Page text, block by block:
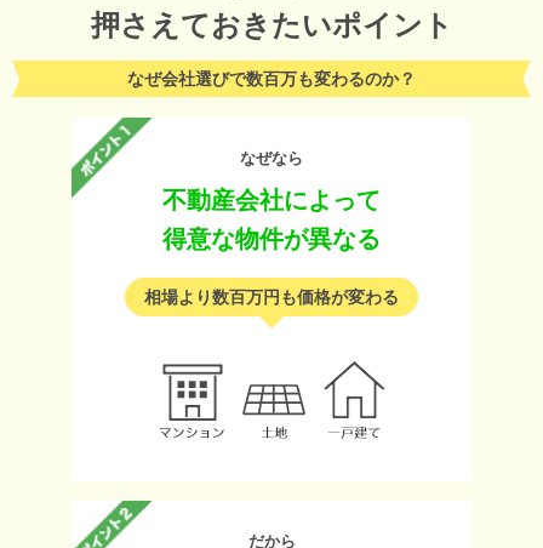
押さえておきたいポイント
なぜ会社選びで数百万も変わるのか？
なぜなら
不動産会社によって
得意な物件が異なる
相場より数百万円も価格が変わる
だから